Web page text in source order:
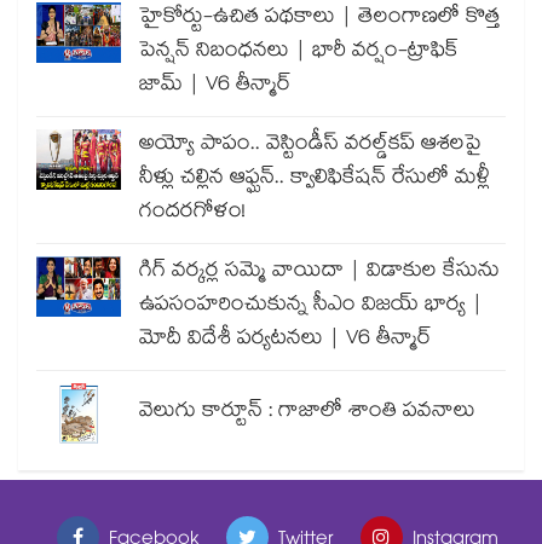
హైకోర్టు-ఉచిత పథకాలు | తెలంగాణలో కొత్త
పెన్షన్ నిబంధనలు | భారీ వర్షం-ట్రాఫిక్
జామ్ | V6 తీన్మార్
అయ్యో పాపం.. వెస్టిండీస్ వరల్డ్‌కప్ ఆశలపై
నీళ్లు చల్లిన ఆఫ్ఘన్.. క్వాలిఫికేషన్ రేసులో మళ్లీ
గందరగోళం!
గిగ్ వర్కర్ల సమ్మె వాయిదా | విడాకుల కేసును
ఉపసంహరించుకున్న సీఎం విజయ్ భార్య |
మోదీ విదేశీ పర్యటనలు | V6 తీన్మార్
వెలుగు కార్టూన్ : గాజాలో శాంతి పవనాలు